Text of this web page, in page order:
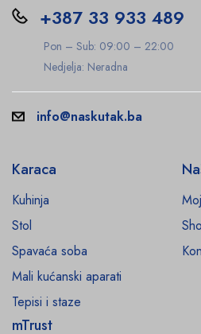
+387 33 933 489
Pon – Sub: 09:00 – 22:00
Nedjelja: Neradna
info@naskutak.ba
Karaca
Kuhinja
Stol
Spavaća soba
Mali kućanski aparati
Tepisi i staze
mTrust